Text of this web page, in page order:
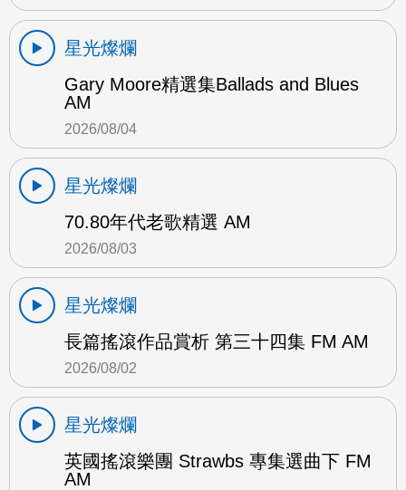
星光燦爛
Gary Moore精選集Ballads and Blues
AM
2026/08/04
星光燦爛
70.80年代老歌精選 AM
2026/08/03
星光燦爛
長篇搖滾作品賞析 第三十四集 FM AM
2026/08/02
星光燦爛
英國搖滾樂團 Strawbs 專集選曲下 FM
AM